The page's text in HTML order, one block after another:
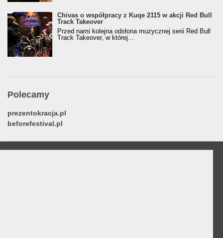
Chivas o współpracy z Kuqe 2115 w akcji Red Bull
Track Takeover
Przed nami kolejna odsłona muzycznej serii Red Bull
Track Takeover, w której...
Polecamy
prezentokracja.pl
beforefestival.pl